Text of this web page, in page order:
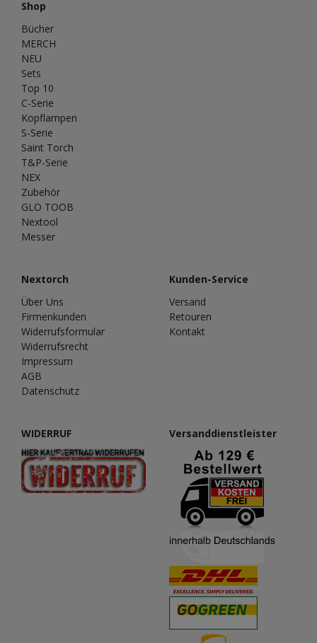
Shop
Bücher
MERCH
NEU
Sets
Top 10
C-Serie
Kopflampen
S-Serie
Saint Torch
T&P-Serie
NEX
Zubehör
GLO TOOB
Nextool
Messer
Nextorch
Über Uns
Firmenkunden
Widerrufsformular
Widerrufsrecht
Impressum
AGB
Datenschutz
Kunden-Service
Versand
Retouren
Kontakt
WIDERRUF Versanddienstleister